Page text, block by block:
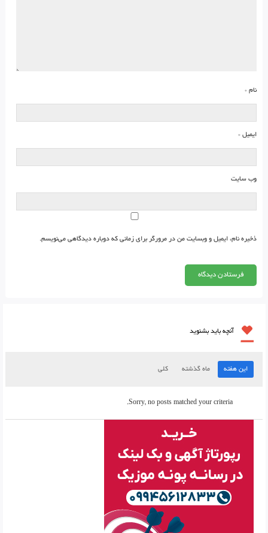
نام *
ایمیل *
وب‌ سایت
ذخیره نام، ایمیل و وبسایت من در مرورگر برای زمانی که دوباره دیدگاهی می‌نویسم.
آنچه باید بشنوید
این هفته ماه گذشته کلی
Sorry, no posts matched your criteria.